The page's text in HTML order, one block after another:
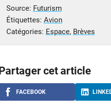
Source: Futurism
Étiquettes: Avion
Catégories: Espace, Brèves
Partager cet article
FACEBOOK